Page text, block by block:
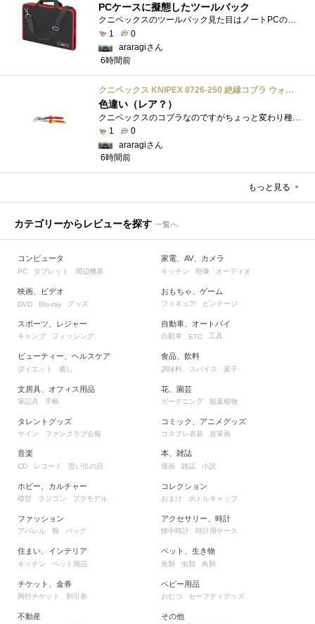
PCケースに擬態したツールバック
1
0
araragiさん
6時間前
クニペックス KNIPEX 8726-250 絶縁コブラ ウォーターポンププライヤー 1000V
色違い（レア？）
1
0
araragiさん
6時間前
もっと見る
カテゴリーからレビューを探す 一覧へ
コンピュータ
PC タブレット 周辺機器
映画、ビデオ
DVD Blu-ray グッズ
スポーツ、レジャー
キャンプ フィッシング
ビューティー、ヘルスケア
ダイエット 癒し
文房具、オフィス用品
筆記具 手帳
タレントグッズ
サイン ファンクラブ会報
家電、AV、カメラ
キッチン 映像 オーディオ
おもちゃ、ゲーム
フィギュア ビンテージ
自動車、オートバイ
自動車 ETC 工具
食品、飲料
調味料、スパイス 菓子
花、園芸
ガーデニング 観葉植物
コミック、アニメグッズ
コスプレ衣装 直筆画
音楽
CD レコード 思い出の品
ホビー、カルチャー
模型 ラジコン プラモデル
ファッション
アパレル 靴 バッグ
住まい、インテリア
キッチン ペット用品
チケット、金券
興行チケット 割引券
不動産
本、雑誌
漫画 雑誌 小説
コレクション
おまけ ボトルキャップ
アクセサリー、時計
懐中時計 時計用ケース
ペット、生き物
魚類 虫類 鳥類
ベビー用品
おむつ セーフティグッズ
その他